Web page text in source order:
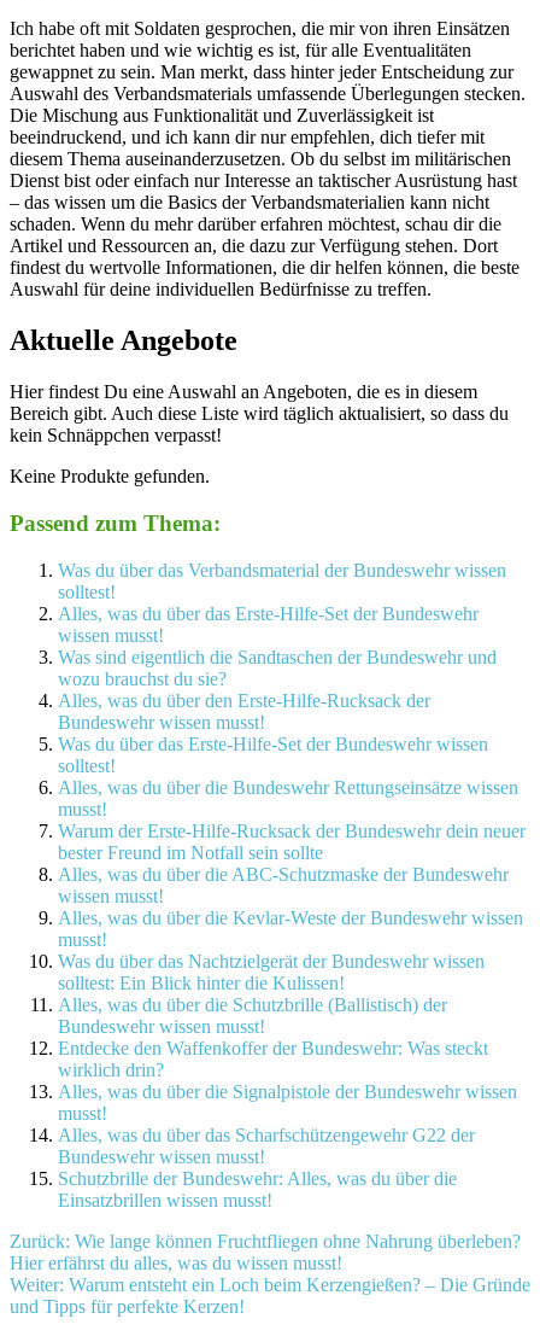
Ich habe oft mit Soldaten‍ gesprochen, die mir​ von ihren Einsätzen
berichtet haben und wie ⁢wichtig es ist, für⁣ alle Eventualitäten
⁣gewappnet zu sein. Man merkt, dass hinter​ jeder Entscheidung​ zur⁢
Auswahl ⁢des Verbandsmaterials umfassende⁣ Überlegungen stecken.
Die Mischung aus Funktionalität und Zuverlässigkeit⁣ ist
beeindruckend, und ich ‌kann dir‍ nur empfehlen,​ dich ‍tiefer mit
diesem ⁤Thema auseinanderzusetzen.⁣ Ob ‌du selbst im militärischen
Dienst bist oder einfach ‌nur ‍Interesse an taktischer⁣ Ausrüstung hast
– das⁢ wissen um‌ die Basics der Verbandsmaterialien kann nicht
schaden. Wenn du mehr darüber⁣ erfahren möchtest, schau dir die
Artikel⁤ und Ressourcen an, die dazu zur Verfügung ⁢stehen. ‌Dort
findest du wertvolle Informationen, die ‍dir helfen können, die beste
⁤Auswahl für deine individuellen Bedürfnisse zu ​treffen.
Aktuelle Angebote
Hier findest Du eine Auswahl an Angeboten, die es in diesem
Bereich gibt. Auch diese Liste wird täglich aktualisiert, so dass du
kein Schnäppchen verpasst!
Keine Produkte gefunden.
Passend zum Thema:
Was du über das Verbandsmaterial der Bundeswehr wissen
solltest!
Alles, was du über das Erste-Hilfe-Set der Bundeswehr
wissen musst!
Was sind eigentlich die Sandtaschen der Bundeswehr und
wozu brauchst du sie?
Alles, was du über den Erste-Hilfe-Rucksack der
Bundeswehr wissen musst!
Was du über das Erste-Hilfe-Set der Bundeswehr wissen
solltest!
Alles, was du über die Bundeswehr Rettungseinsätze wissen
musst!
Warum der Erste-Hilfe-Rucksack der Bundeswehr dein neuer
bester Freund im Notfall sein sollte
Alles, was du über die ABC-Schutzmaske der Bundeswehr
wissen musst!
Alles, was du über die Kevlar-Weste der Bundeswehr wissen
musst!
Was du über das Nachtzielgerät der Bundeswehr wissen
solltest: Ein Blick hinter die Kulissen!
Alles, was du über die Schutzbrille (Ballistisch) der
Bundeswehr wissen musst!
Entdecke den Waffenkoffer der Bundeswehr: Was steckt
wirklich drin?
Alles, was du über die Signalpistole der Bundeswehr wissen
musst!
Alles, was du über das Scharfschützengewehr G22 der
Bundeswehr wissen musst!
Schutzbrille der Bundeswehr: Alles, was du über die
Einsatzbrillen wissen musst!
Beitragsnavigation
Zurück: Wie lange können Fruchtfliegen ohne Nahrung überleben?
Hier erfährst du alles, was du wissen musst!
Weiter: Warum entsteht ein Loch beim Kerzengießen? – Die Gründe
und Tipps für perfekte Kerzen!